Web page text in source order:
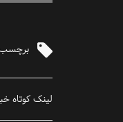
لینک کوتاه